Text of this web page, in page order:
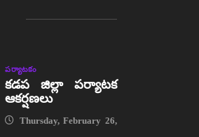
పర్యాటకం
కడప జిల్లా పర్యాటక
ఆకర్షణలు
Thursday, February 26,